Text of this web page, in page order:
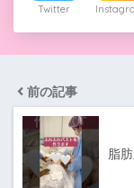
Twitter
前の記事
脂